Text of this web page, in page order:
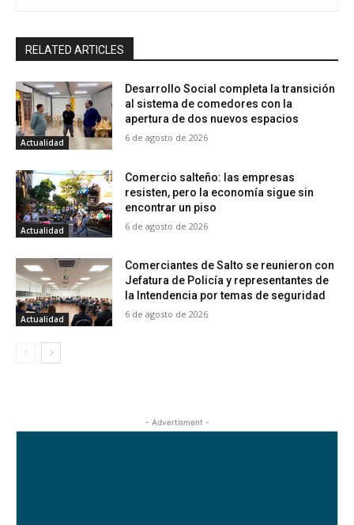
RELATED ARTICLES
Actualidad
Desarrollo Social completa la transición
al sistema de comedores con la
apertura de dos nuevos espacios
6 de agosto de 2026
Actualidad
Comercio salteño: las empresas
resisten, pero la economía sigue sin
encontrar un piso
6 de agosto de 2026
Actualidad
Comerciantes de Salto se reunieron con
Jefatura de Policía y representantes de
la Intendencia por temas de seguridad
6 de agosto de 2026
- Advertisment -